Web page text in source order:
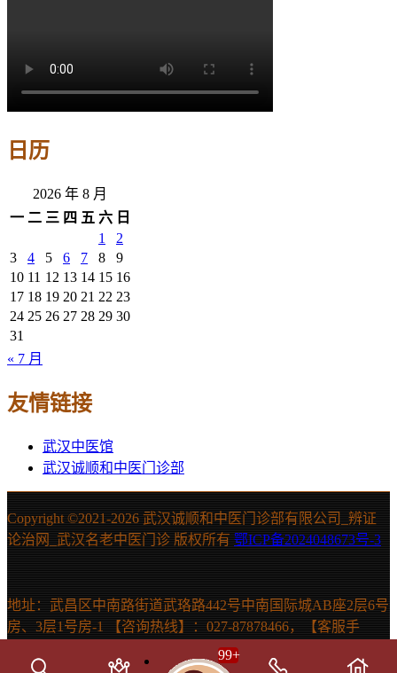
日历
2026 年 8 月
一 二 三 四 五 六 日
1
2
3
4 5 6 7 8
9
10 11 12 13 14 15 16
17 18 19 20 21 22 23
24 25 26 27 28 29 30
31
« 7 月
友情链接
武汉中医馆
武汉诚顺和中医门诊部
Copyright ©2021-2026 武汉诚顺和中医门诊部有限公司_辨证
论治网_武汉名老中医门诊 版权所有 鄂ICP备2024048673号-3
地址：武昌区中南路街道武珞路442号中南国际城AB座2层6号
房、3层1号房-1 【咨询热线】：027-87878466，【客服手
机】：15607131150 声明：本站信息仅供参考，不能作为诊断
及医疗依据。如有需要，请在医生指导下使用。
99+